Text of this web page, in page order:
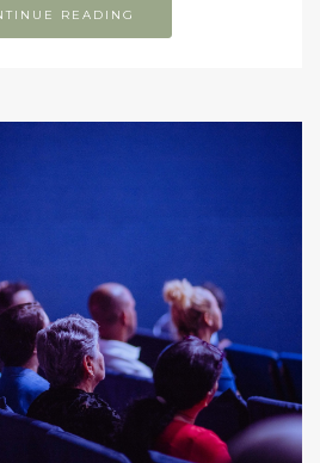
READING